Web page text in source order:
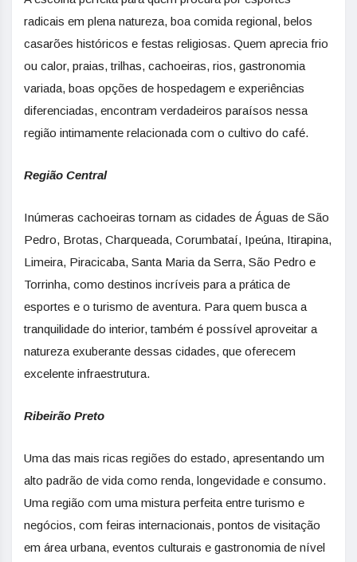
radicais em plena natureza, boa comida regional, belos
casarões históricos e festas religiosas. Quem aprecia frio
ou calor, praias, trilhas, cachoeiras, rios, gastronomia
variada, boas opções de hospedagem e experiências
diferenciadas, encontram verdadeiros paraísos nessa
região intimamente relacionada com o cultivo do café.
Região Central
Inúmeras cachoeiras tornam as cidades de Águas de São
Pedro, Brotas, Charqueada, Corumbataí, Ipeúna, Itirapina,
Limeira, Piracicaba, Santa Maria da Serra, São Pedro e
Torrinha, como destinos incríveis para a prática de
esportes e o turismo de aventura. Para quem busca a
tranquilidade do interior, também é possível aproveitar a
natureza exuberante dessas cidades, que oferecem
excelente infraestrutura.
Ribeirão Preto
Uma das mais ricas regiões do estado, apresentando um
alto padrão de vida como renda, longevidade e consumo.
Uma região com uma mistura perfeita entre turismo e
negócios, com feiras internacionais, pontos de visitação
em área urbana, eventos culturais e gastronomia de nível